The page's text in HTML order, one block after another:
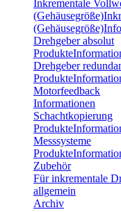
Inkrementale
(Gehäusegröße)
(Gehäusegröße)
Drehgeber absolut
Produkte
Drehgeber
Produkte
Motorfeedback
Informationen
Schachtkopierung
Produkte
Messsysteme
Produkte
Zubehör
Für inkrementale
allgemein
Archiv